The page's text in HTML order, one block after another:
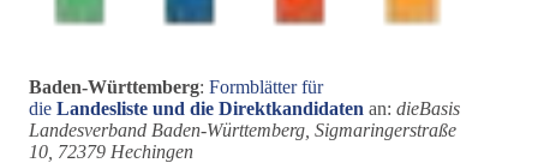
Baden-Württemberg: Formblätter für
die Landesliste und die Direktkandidaten an: dieBasis
Landesverband Baden-Württemberg, Sigmaringerstraße
10, 72379 Hechingen